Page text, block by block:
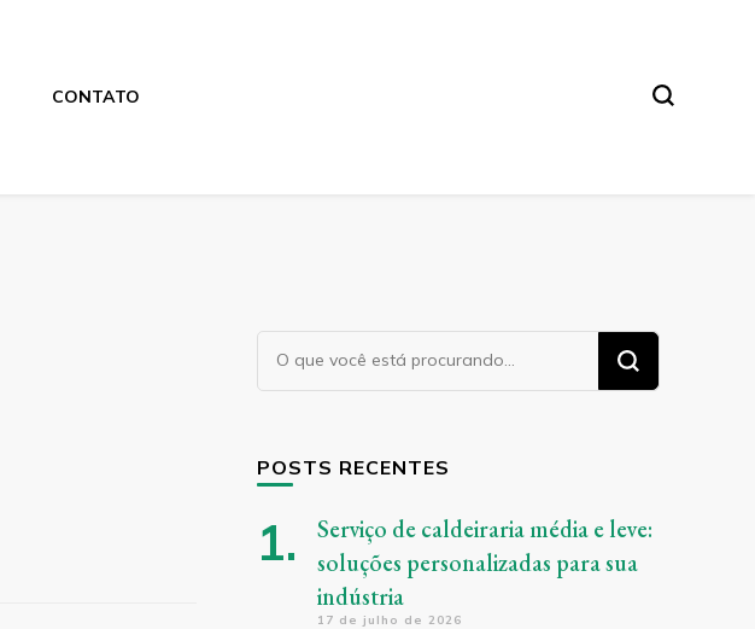
CONTATO
Procurando
algo?
POSTS RECENTES
Serviço de caldeiraria média e leve:
soluções personalizadas para sua
indústria
17 de julho de 2026